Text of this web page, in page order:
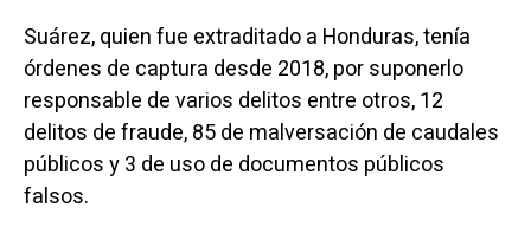
Suárez, quien fue extraditado a Honduras, tenía
órdenes de captura desde 2018, por suponerlo
responsable de varios delitos entre otros, 12
delitos de fraude, 85 de malversación de caudales
públicos y 3 de uso de documentos públicos
falsos.